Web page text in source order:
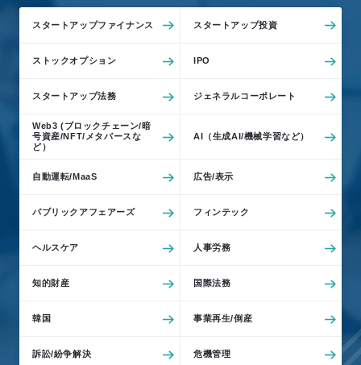
属
バ
ー
い
EN
スタートアップファイナンス スタートアップ投資
ストックオプション IPO
スタートアップ法務 ジェネラルコーポレート
Web3 (ブロックチェーン/暗
号資産/NFT/メタバースな
ど）
AI（生成AI/機械学習など）
自動運転/MaaS 広告/表示
パブリックアフェアーズ フィンテック
ヘルスケア 人事労務
知的財産 国際法務
韓国 事業再生/倒産
訴訟/紛争解決 危機管理